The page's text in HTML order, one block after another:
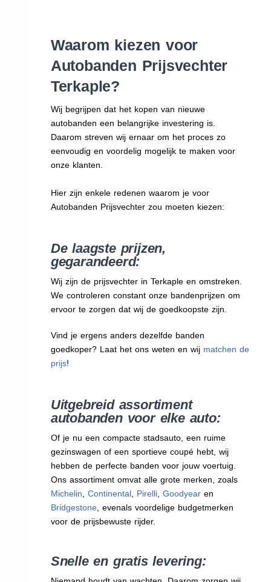
Waarom kiezen voor
Autobanden Prijsvechter
Terkaple?
Wij begrijpen dat het kopen van nieuwe
autobanden een belangrijke investering is.
Daarom streven wij ernaar om het proces zo
eenvoudig en voordelig mogelijk te maken voor
onze klanten.
Hier zijn enkele redenen waarom je voor
Autobanden Prijsvechter zou moeten kiezen:
De laagste prijzen,
gegarandeerd:
Wij zijn de prijsvechter in Terkaple en omstreken.
We controleren constant onze bandenprijzen om
ervoor te zorgen dat wij de goedkoopste zijn.
Vind je ergens anders dezelfde banden
goedkoper? Laat het ons weten en wij matchen de
prijs!
Uitgebreid assortiment
autobanden voor elke auto:
Of je nu een compacte stadsauto, een ruime
gezinswagen of een sportieve coupé hebt, wij
hebben de perfecte banden voor jouw voertuig.
Ons assortiment omvat alle grote merken, zoals
Michelin, Continental, Pirelli, Goodyearen
Bridgestone, evenals voordelige budgetmerken
voor de prijsbewuste rijder.
Snelle en gratis levering: